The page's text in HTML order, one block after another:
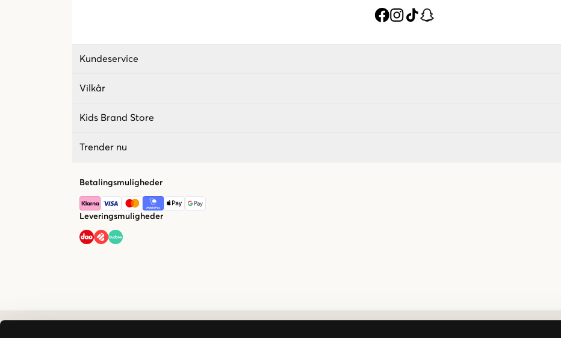
Kundeservice
Vilkår
Kids Brand Store
Trender nu
Betalingsmuligheder
Leveringsmuligheder